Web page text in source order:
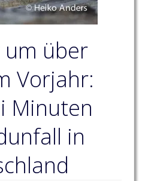
über
Vorjahr:
Minuten
in